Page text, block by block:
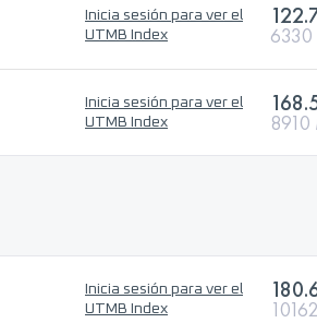
Inicia sesión para ver el
UTMB Index
Inicia sesión para ver el
UTMB Index
8910
Inicia sesión para ver el
UTMB Index